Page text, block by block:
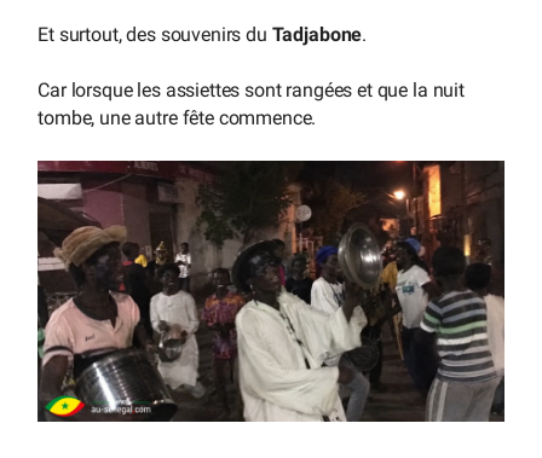
Et surtout, des souvenirs du Tadjabone.
Car lorsque les assiettes sont rangées et que la nuit
tombe, une autre fête commence.